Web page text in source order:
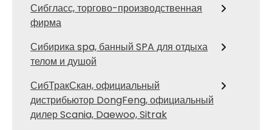
Сибгласс, торгово-производственная
фирма
Сибирика spa, банный SPA для отдыха
телом и душой
СибТракСкан, официальный
дистрибьютор DongFeng, официальный
дилер Scania, Daewoo, Sitrak